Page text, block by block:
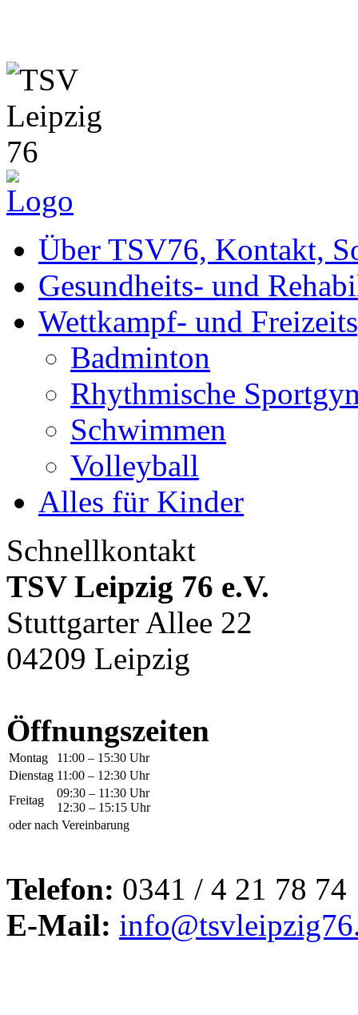
Über TSV76, Kontakt,
Gesundheits- und
Wettkampf- und
Badminton
Rhythmische
Schwimmen
Volleyball
Alles für Kinder
Schnellkontakt
TSV Leipzig 76 e.V.
Stuttgarter Allee 22
04209 Leipzig
Öffnungszeiten
Montag
11:00 – 15:30 Uhr
Dienstag 11:00 – 12:30 Uhr
Freitag
09:30 – 11:30 Uhr
12:30 – 15:15 Uhr
oder nach Vereinbarung
Telefon: 0341 / 4 21 78 74
E-Mail: